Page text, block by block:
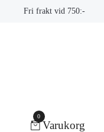
Fri frakt vid 750:-
0
Varukorg